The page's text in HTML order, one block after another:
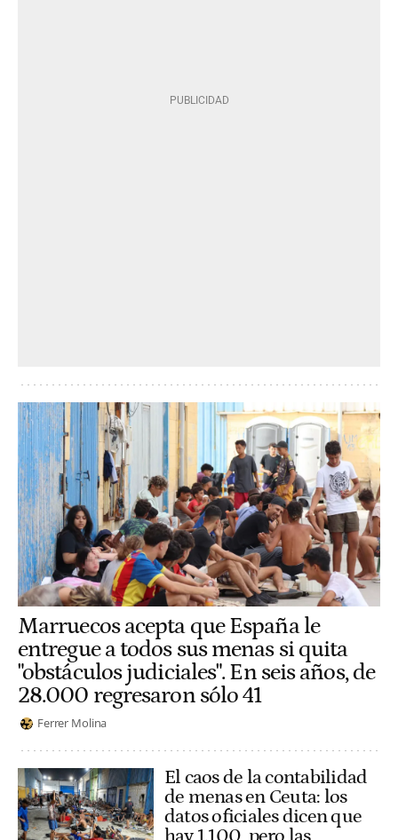
Marruecos acepta que España le
entregue a todos sus menas si quita
"obstáculos judiciales". En seis años, de
28.000 regresaron sólo 41
Ferrer Molina
El caos de la contabilidad
de menas en Ceuta: los
datos oficiales dicen que